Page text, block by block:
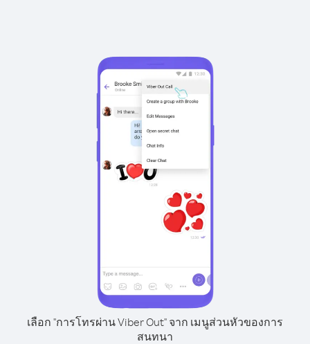
เลือก "การโทรผ่าน Viber Out" จาก เมนูส่วนหัวของการ
สนทนา